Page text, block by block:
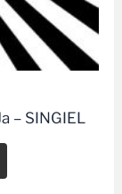
– SINGIEL